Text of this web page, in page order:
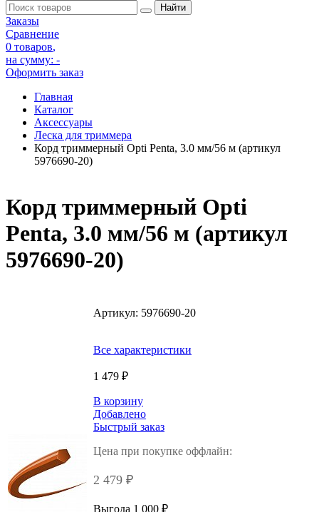
Заказы
Сравнение
0 товаров,
на сумму: -
Оформить заказ
Главная
Каталог
Аксессуары
Леска для триммера
Корд триммерный Opti Penta, 3.0 мм/56 м (артикул
5976690-20)
Корд триммерный Opti
Penta, 3.0 мм/56 м (артикул
5976690-20)
Артикул: 5976690-20
Все характеристики
1 479 ₽
В корзину
Добавлено
Быстрый заказ
Цена при покупке оффлайн:
2 479 ₽
Выгода 1 000 ₽